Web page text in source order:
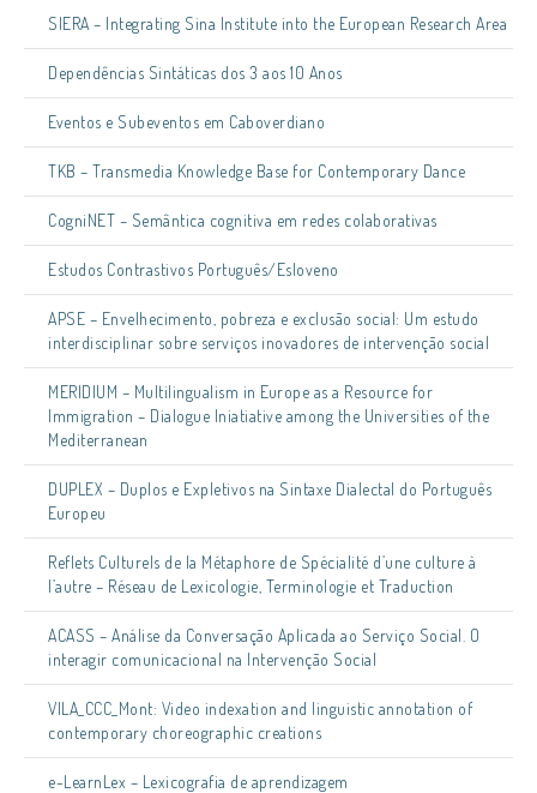
SIERA – Integrating Sina Institute into the European Research Area
Dependências Sintáticas dos 3 aos 10 Anos
Eventos e Subeventos em Caboverdiano
TKB – Transmedia Knowledge Base for Contemporary Dance
CogniNET – Semântica cognitiva em redes colaborativas
Estudos Contrastivos Português/Esloveno
APSE – Envelhecimento, pobreza e exclusão social: Um estudo
interdisciplinar sobre serviços inovadores de intervenção social
MERIDIUM – Multilingualism in Europe as a Resource for
Immigration – Dialogue Iniatiative among the Universities of the
Mediterranean
DUPLEX – Duplos e Expletivos na Sintaxe Dialectal do Português
Europeu
Reflets Culturels de la Métaphore de Spécialité d’une culture à
l’autre – Réseau de Lexicologie, Terminologie et Traduction
ACASS – Análise da Conversação Aplicada ao Serviço Social. O
interagir comunicacional na Intervenção Social
VILA_CCC_Mont: Video indexation and linguistic annotation of
contemporary choreographic creations
e-LearnLex – Lexicografia de aprendizagem